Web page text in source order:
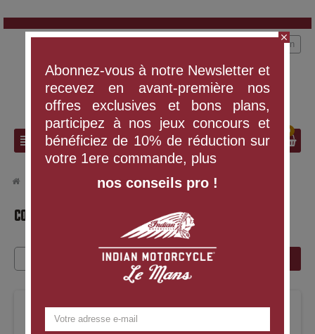
view_headline search
Connexion
0
VÊTEMENTS ET ÉQUIPEMENT chevron_right Accessoires
COUVRES-CHEF
close
Abonnez-vous à notre Newsletter et
recevez en avant-première nos
offres exclusives et bons plans,
participez à nos jeux concours et
bénéficiez de 10% de réduction sur
votre 1ere commande, plus
nos conseils pro !